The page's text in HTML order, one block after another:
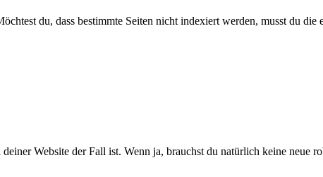
du, dass bestimmte Seiten nicht indexiert werden, musst du
Website der Fall ist. Wenn ja, brauchst du natürlich keine neue